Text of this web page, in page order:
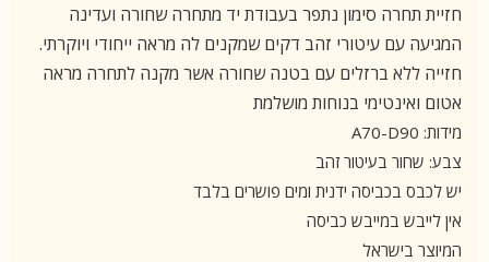
חזיית תחרה סימון נתפר בעבודת יד מתחרה שחורה ועדינה
המגיעה עם עיטורי זהב דקים שמקנים לה מראה ייחודי ויוקרתי.
חזייה ללא ברזלים עם בטנה שחורה אשר מקנה לתחרה מראה
אטום ואינטימי בנוחות מושלמת
מידות: A70-D90
צבע: שחור בעיטור זהב
יש לכבס בכביסה ידנית ומים פושרים בלבד
אין לייבש במייבש כביסה
המיוצר בישראל